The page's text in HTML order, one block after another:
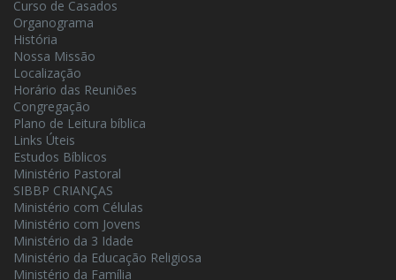
Curso de Casados
Organograma
História
Nossa Missão
Localização
Horário das Reuniões
Congregação
Plano de Leitura bíblica
Links Úteis
Estudos Bíblicos
Ministério Pastoral
SIBBP CRIANÇAS
Ministério com Células
Ministério com Jovens
Ministério da 3 Idade
Ministério da Educação Religiosa
Ministério da Família